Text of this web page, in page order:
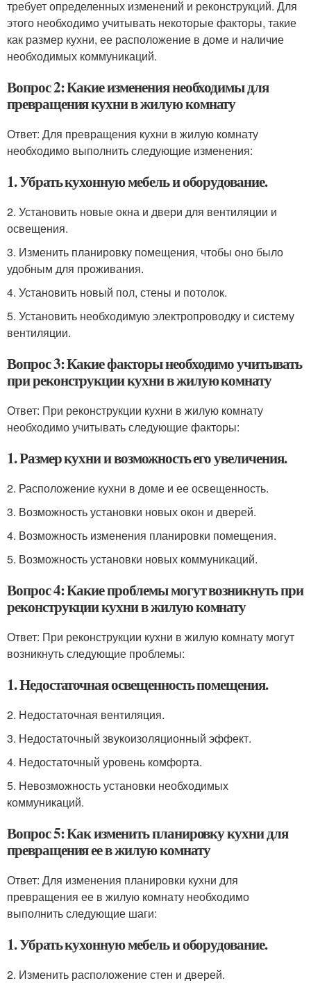
требует определенных изменений и реконструкций. Для
этого необходимо учитывать некоторые факторы, такие
как размер кухни, ее расположение в доме и наличие
необходимых коммуникаций.
Вопрос 2: Какие изменения необходимы для
превращения кухни в жилую комнату
Ответ: Для превращения кухни в жилую комнату
необходимо выполнить следующие изменения:
1. Убрать кухонную мебель и оборудование.
2. Установить новые окна и двери для вентиляции и
освещения.
3. Изменить планировку помещения, чтобы оно было
удобным для проживания.
4. Установить новый пол, стены и потолок.
5. Установить необходимую электропроводку и систему
вентиляции.
Вопрос 3: Какие факторы необходимо учитывать
при реконструкции кухни в жилую комнату
Ответ: При реконструкции кухни в жилую комнату
необходимо учитывать следующие факторы:
1. Размер кухни и возможность его увеличения.
2. Расположение кухни в доме и ее освещенность.
3. Возможность установки новых окон и дверей.
4. Возможность изменения планировки помещения.
5. Возможность установки новых коммуникаций.
Вопрос 4: Какие проблемы могут возникнуть при
реконструкции кухни в жилую комнату
Ответ: При реконструкции кухни в жилую комнату могут
возникнуть следующие проблемы:
1. Недостаточная освещенность помещения.
2. Недостаточная вентиляция.
3. Недостаточный звукоизоляционный эффект.
4. Недостаточный уровень комфорта.
5. Невозможность установки необходимых
коммуникаций.
Вопрос 5: Как изменить планировку кухни для
превращения ее в жилую комнату
Ответ: Для изменения планировки кухни для
превращения ее в жилую комнату необходимо
выполнить следующие шаги:
1. Убрать кухонную мебель и оборудование.
2. Изменить расположение стен и дверей.